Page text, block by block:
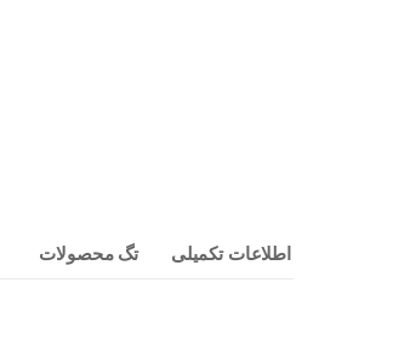
اطلاعات تکمیلی تگ محصولات